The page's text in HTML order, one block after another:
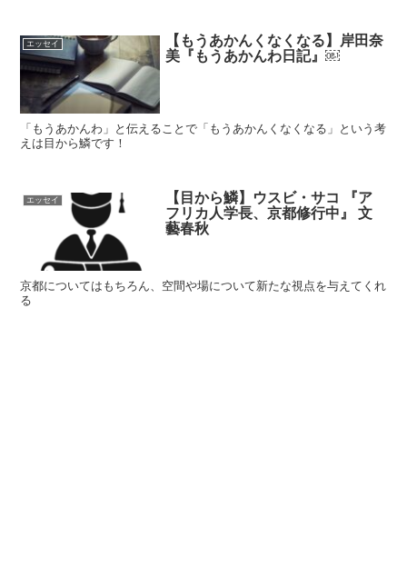
エッセイ
【もうあかんくなくなる】岸田奈
美『もうあかんわ日記』￼
「もうあかんわ」と伝えることで「もうあかんくなくなる」という考
えは目から鱗です！
エッセイ
【目から鱗】ウスビ・サコ 『ア
フリカ人学長、京都修行中』 文
藝春秋
京都についてはもちろん、空間や場について新たな視点を与えてくれ
る